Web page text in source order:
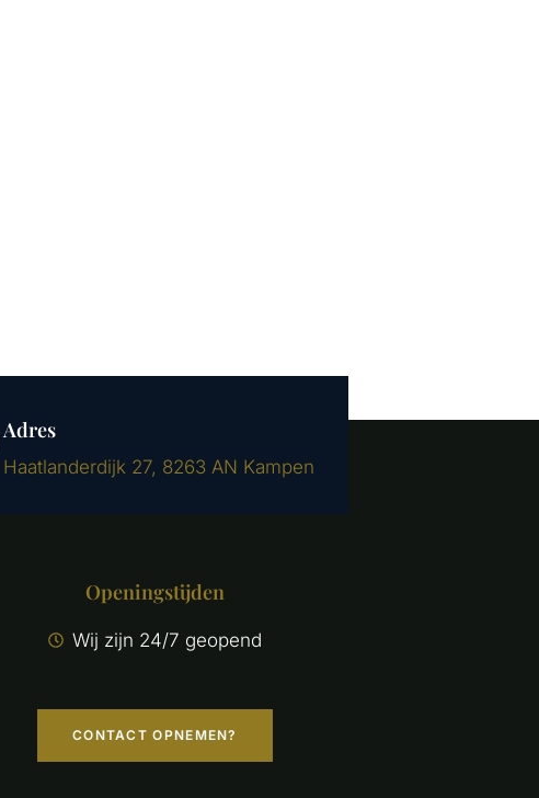
Adres
Haatlanderdijk 27, 8263 AN Kampen
Openingstijden
Wij zijn 24/7 geopend
CONTACT OPNEMEN?